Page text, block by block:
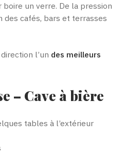
un verre. De la pression
des cafés, bars et terrasses
l’un des meilleurs
– Cave à bière
tables à l’extérieur